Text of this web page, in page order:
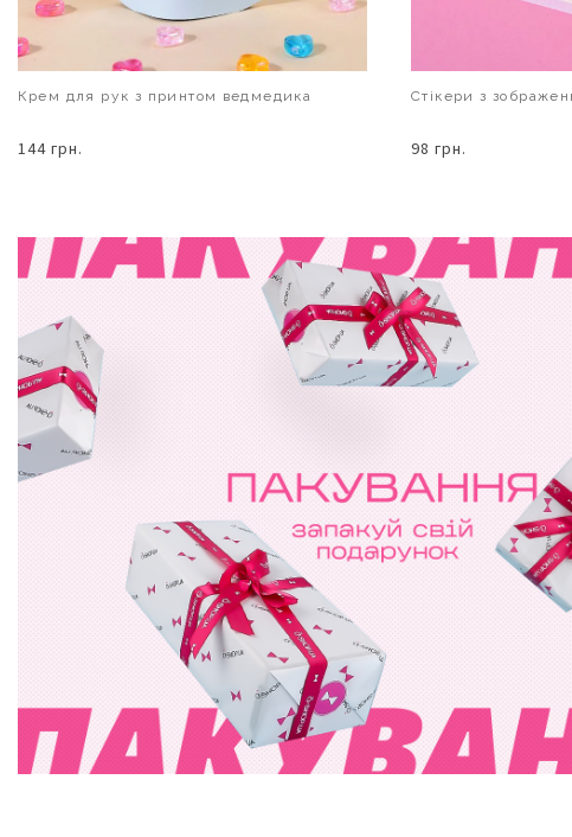
Крем для рук з принтом ведмедика
144 грн.
Стікери з
98 грн.